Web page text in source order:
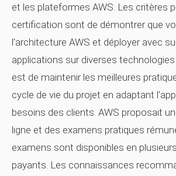
et les plateformes AWS. Les critères
certification sont de démontrer que
l'architecture AWS et déployer avec
applications sur diverses technologies
est de maintenir les meilleures
cycle de vie du projet en adaptant
besoins des clients. AWS proposait
ligne et des examens pratiques
examens sont disponibles en
payants. Les connaissances